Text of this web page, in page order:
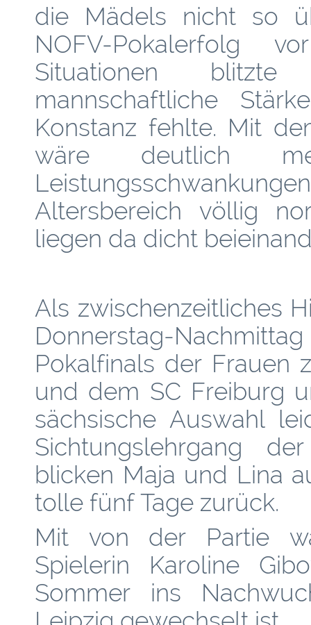
die Mädels nicht so
NOFV-Pokalerfolg
Situationen
mannschaftliche
Konstanz fehlte. Mit
wäre deutlich
Altersbereich völlig
liegen da dicht
Als zwischenzeitliches
Donnerstag-
Pokalfinals der Frauen
und dem SC Freiburg
sächsische Auswahl
Sichtungslehrgang
blicken Maja und Lina
tolle fünf Tage zurück.
Mit von der Partie
Spielerin Karoline
Sommer ins